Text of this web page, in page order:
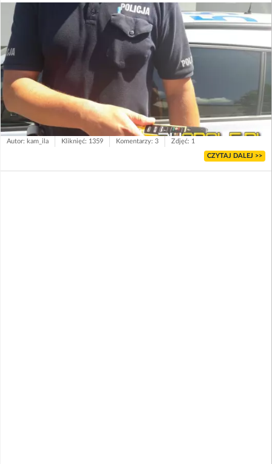
Autor: kam_ila Kliknięć: 1359 Komentarzy: 3 Zdjęć: 1
CZYTAJ DALEJ >>